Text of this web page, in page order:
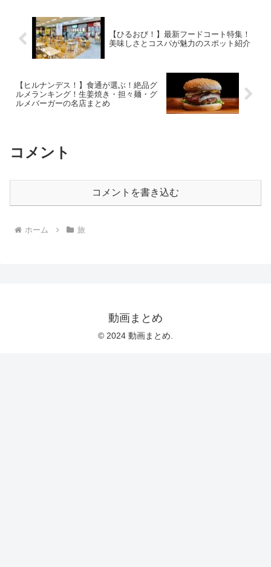
【ひるおび！】最新フードコート特集！
美味しさとコスパが魅力のスポット紹介
【ヒルナンデス！】食通が選ぶ！絶品グ
ルメランキング！生姜焼き・担々麺・グ
ルメバーガーの名店まとめ
コメント
コメントを書き込む
ホーム 旅
動画まとめ
© 2024 動画まとめ.